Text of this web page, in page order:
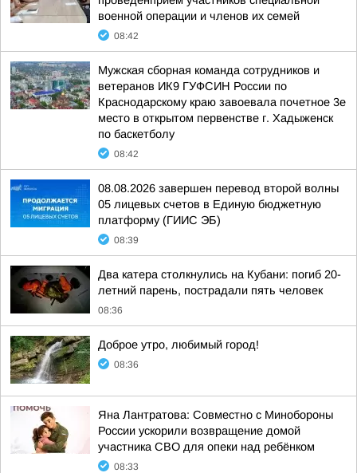
военной операции и членов их семей
08:42
Мужская сборная команда сотрудников и
ветеранов ИК9 ГУФСИН России по
Краснодарскому краю завоевала почетное 3е
место в открытом первенстве г. Хадыженск
по баскетболу
08:42
08.08.2026 завершен перевод второй волны
05 лицевых счетов в Единую бюджетную
платформу (ГИИС ЭБ)
08:39
Два катера столкнулись на Кубани: погиб 20-
летний парень, пострадали пять человек
08:36
Доброе утро, любимый город!
08:36
Яна Лантратова: Совместно с Минобороны
России ускорили возвращение домой
участника СВО для опеки над ребёнком
08:33